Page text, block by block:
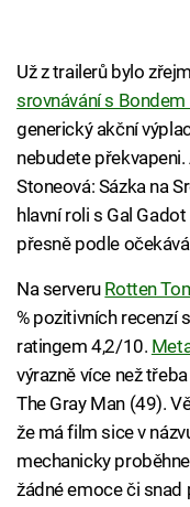
Už z trailerů bylo
srovnávání s
generický akční
nebudete překvapeni.
Stoneová: Sázka na
hlavní roli s Gal
přesně podle
Na serveru Rotten
% pozitivních recenzí
ratingem 4,2/10.
výrazně více než
The Gray Man (49).
že má film sice v
mechanicky
žádné emoce či snad